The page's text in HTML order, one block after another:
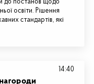
до постанов щодо
освіти. Рішення
стандартів, які
14:40